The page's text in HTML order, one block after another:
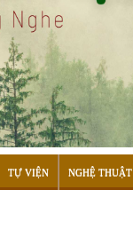
TỰ VIỆN NGHỆ THUẬT